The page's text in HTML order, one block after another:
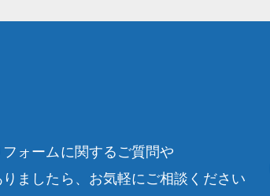
ォームに関するご質問や
ましたら、お気軽にご相談ください